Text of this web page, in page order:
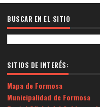
BUSCAR EN EL SITIO
SITIOS DE INTERÉS:
Mapa de Formosa
Municipalidad de Formosa